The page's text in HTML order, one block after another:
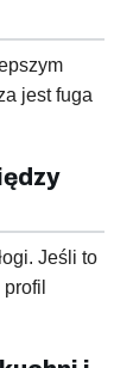
jest fuga
Jeśli to